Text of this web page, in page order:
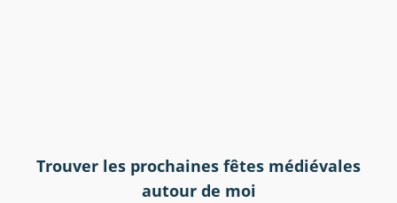
Trouver les prochaines fêtes médiévales
autour de moi